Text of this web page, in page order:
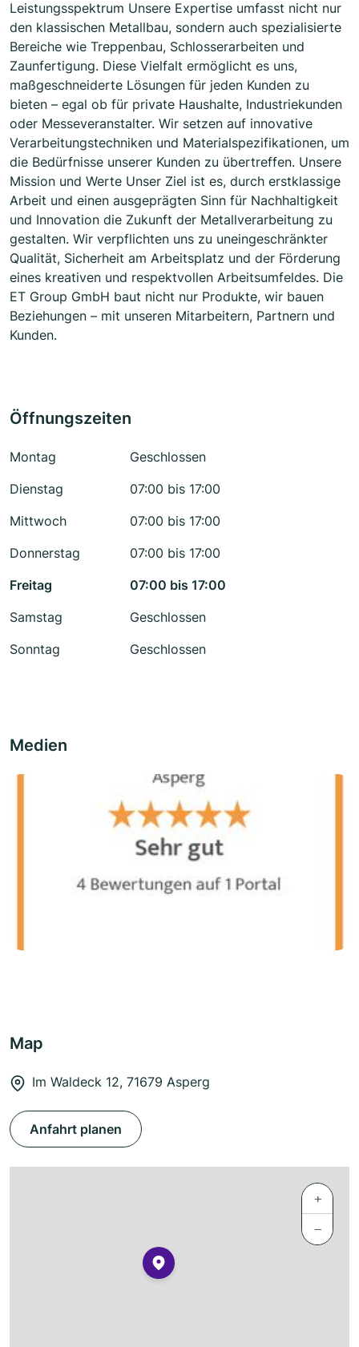
Leistungsspektrum Unsere Expertise umfasst nicht nur
den klassischen Metallbau, sondern auch spezialisierte
Bereiche wie Treppenbau, Schlosserarbeiten und
Zaunfertigung. Diese Vielfalt ermöglicht es uns,
maßgeschneiderte Lösungen für jeden Kunden zu
bieten – egal ob für private Haushalte, Industriekunden
oder Messeveranstalter. Wir setzen auf innovative
Verarbeitungstechniken und Materialspezifikationen, um
die Bedürfnisse unserer Kunden zu übertreffen. Unsere
Mission und Werte Unser Ziel ist es, durch erstklassige
Arbeit und einen ausgeprägten Sinn für Nachhaltigkeit
und Innovation die Zukunft der Metallverarbeitung zu
gestalten. Wir verpflichten uns zu uneingeschränkter
Qualität, Sicherheit am Arbeitsplatz und der Förderung
eines kreativen und respektvollen Arbeitsumfeldes. Die
ET Group GmbH baut nicht nur Produkte, wir bauen
Beziehungen – mit unseren Mitarbeitern, Partnern und
Kunden.
Öffnungszeiten
Montag
Geschlossen
Dienstag
07:00 bis 17:00
Mittwoch
07:00 bis 17:00
Donnerstag
07:00 bis 17:00
Freitag
07:00 bis 17:00
Samstag
Geschlossen
Sonntag
Geschlossen
Medien
Map
Im Waldeck 12, 71679 Asperg
Anfahrt planen
+
−